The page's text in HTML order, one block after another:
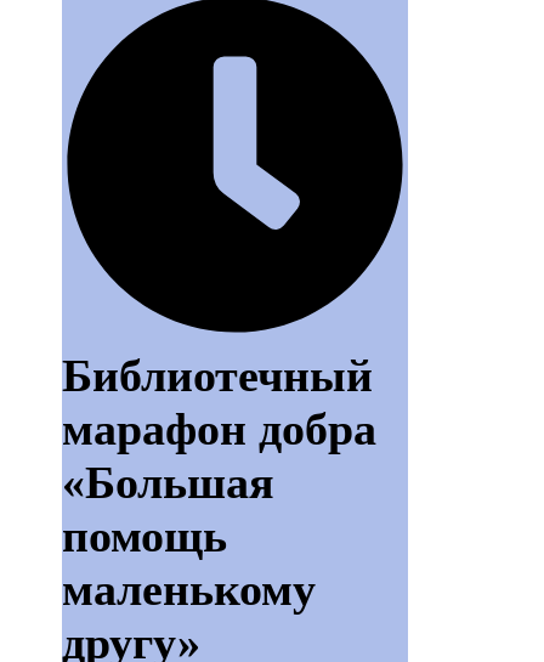
Библиотечный
марафон добра
«Большая
помощь
маленькому
другу»